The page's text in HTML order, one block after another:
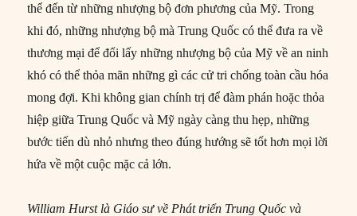
thể đến từ những nhượng bộ đơn phương của Mỹ. Trong
khi đó, những nhượng bộ mà Trung Quốc có thể đưa ra về
thương mại để đổi lấy những nhượng bộ của Mỹ về an ninh
khó có thể thỏa mãn những gì các cử tri chống toàn cầu hóa
mong đợi. Khi không gian chính trị để đàm phán hoặc thỏa
hiệp giữa Trung Quốc và Mỹ ngày càng thu hẹp, những
bước tiến dù nhỏ nhưng theo đúng hướng sẽ tốt hơn mọi lời
hứa về một cuộc mặc cả lớn.
William Hurst là Giáo sư về Phát triển Trung Quốc và